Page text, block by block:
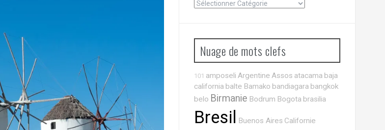
Nuage de mots clefs
101 amposeli Argentine Assos atacama baja
california balte Bamako bandiagara bangkok
belo Birmanie Bodrum Bogota brasilia
Bresil Buenos Aires Californie